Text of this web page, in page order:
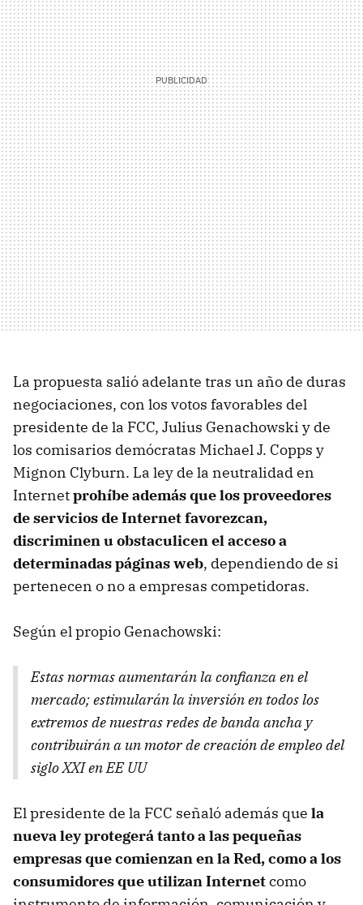
La propuesta salió adelante tras un año de duras
negociaciones, con los votos favorables del
presidente de la FCC, Julius Genachowski y de
los comisarios demócratas Michael J. Copps y
Mignon Clyburn. La ley de la neutralidad en
Internetprohíbe además que los proveedores
de servicios de Internet favorezcan,
discriminen u obstaculicen el acceso a
determinadas páginas web, dependiendo de si
pertenecen o no a empresas competidoras.
Según el propio Genachowski:
Estas normas aumentarán la confianza en el
mercado; estimularán la inversión en todos los
extremos de nuestras redes de banda ancha y
contribuirán a un motor de creación de empleo del
siglo XXI en EE UU
El presidente de la FCC señaló además que la
nueva ley protegerá tanto a las pequeñas
empresas que comienzan en la Red, como a los
consumidores que utilizan Internetcomo